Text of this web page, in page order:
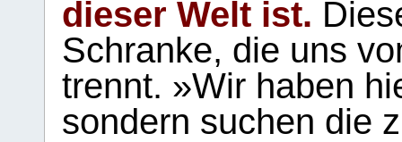
dieser Welt ist.
Schranke, die uns
trennt. »Wir haben
sondern suchen die